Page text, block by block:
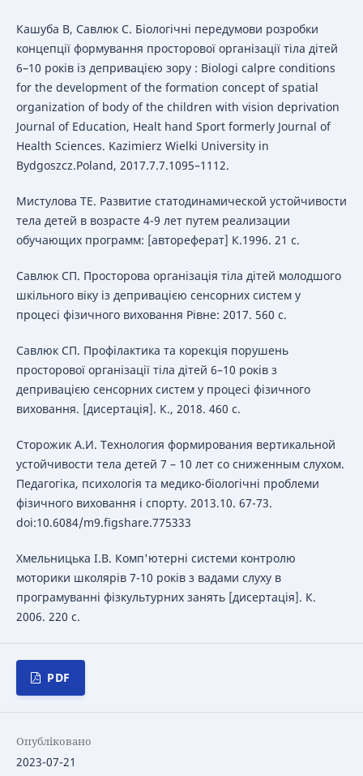
Кашуба В, Савлюк С. Біологічні передумови розробки
концепції формування просторової організації тіла дітей
6–10 років із депривацією зору : Biologi calpre conditions
for the development of the formation concept of spatial
organization of body of the children with vision deprivation
Journal of Education, Healt hand Sport formerly Journal of
Health Sciences. Kazimierz Wielki University in
Bydgoszcz.Poland, 2017.7.7.1095–1112.
Мистулова ТЕ. Развитие статодинамической устойчивости
тела детей в возрасте 4-9 лет путем реализации
обучающих программ: [автореферат] К.1996. 21 с.
Савлюк СП. Просторова організація тіла дітей молодшого
шкільного віку із депривацією сенсорних систем у
процесі фізичного виховання Рівне: 2017. 560 с.
Савлюк СП. Профілактика та корекція порушень
просторової організації тіла дітей 6–10 років з
депривацією сенсорних систем у процесі фізичного
виховання. [дисертація]. К., 2018. 460 с.
Сторожик А.И. Технология формирования вертикальной
устойчивости тела детей 7 – 10 лет со сниженным слухом.
Педагогіка, психологія та медико-біологічні проблеми
фізичного виховання і спорту. 2013.10. 67-73.
doi:10.6084/m9.figshare.775333
Хмельницька І.В. Комп'ютерні системи контролю
моторики школярів 7-10 років з вадами слуху в
програмуванні фізкультурних занять [дисертація]. К.
2006. 220 с.
PDF
Опубліковано
2023-07-21